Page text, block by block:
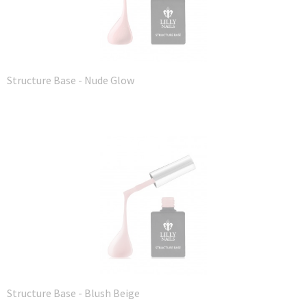
Structure Base - Nude Glow
Structure Base - Blush Beige